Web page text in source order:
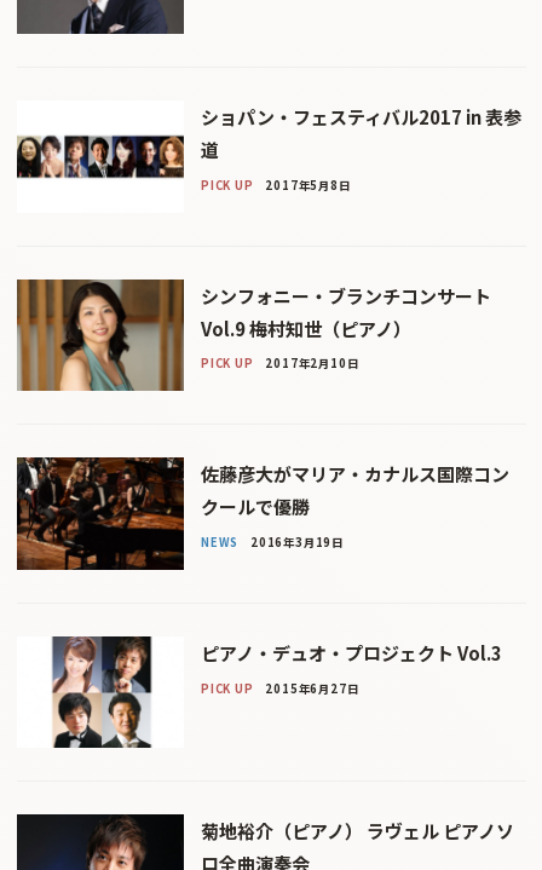
ショパン・フェスティバル2017 in 表参
道
PICK UP 2017年5月8日
シンフォニー・ブランチコンサート
Vol.9 梅村知世（ピアノ）
PICK UP 2017年2月10日
佐藤彦大がマリア・カナルス国際コン
クールで優勝
NEWS 2016年3月19日
ピアノ・デュオ・プロジェクト Vol.3
PICK UP 2015年6月27日
菊地裕介（ピアノ） ラヴェル ピアノソ
ロ全曲演奏会